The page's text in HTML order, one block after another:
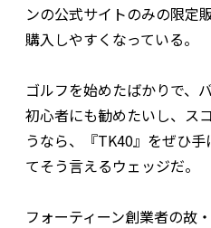
ンの公式サイトのみの限定
購入しやすくなっている。
ゴルフを始めたばかりで、
初心者にも勧めたいし、ス
うなら、『TK40』をぜひ
てそう言えるウェッジだ。
フォーティーン創業者の故